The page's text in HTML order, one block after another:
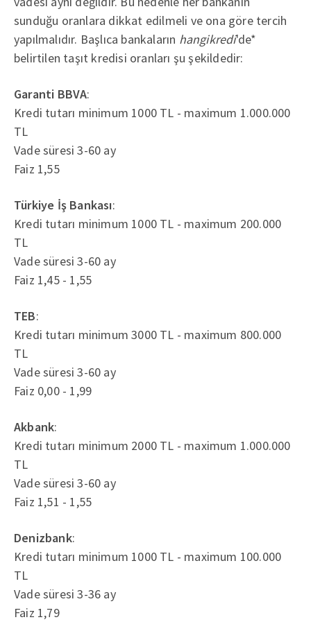
sunduğu oranlara dikkat edilmeli ve ona göre tercih
yapılmalıdır. Başlıca bankaların hangikredi'de*
belirtilen taşıt kredisi oranları şu şekildedir:
Garanti BBVA:
Kredi tutarı minimum 1000 TL - maximum 1.000.000
TL
Vade süresi 3-60 ay
Faiz 1,55
Türkiye İş Bankası:
Kredi tutarı minimum 1000 TL - maximum 200.000
TL
Vade süresi 3-60 ay
Faiz 1,45 - 1,55
TEB:
Kredi tutarı minimum 3000 TL - maximum 800.000
TL
Vade süresi 3-60 ay
Faiz 0,00 - 1,99
Akbank:
Kredi tutarı minimum 2000 TL - maximum 1.000.000
TL
Vade süresi 3-60 ay
Faiz 1,51 - 1,55
Denizbank:
Kredi tutarı minimum 1000 TL - maximum 100.000
TL
Vade süresi 3-36 ay
Faiz 1,79